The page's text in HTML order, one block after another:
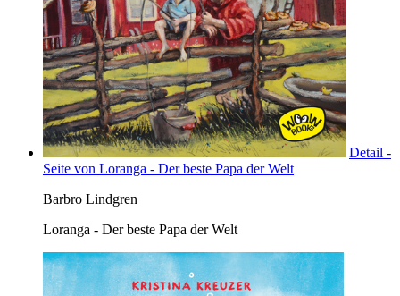
Detail -
Seite von Loranga - Der beste Papa der Welt
Barbro Lindgren
Loranga - Der beste Papa der Welt